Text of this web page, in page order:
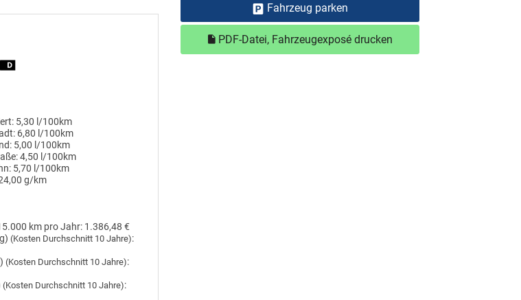
Fahrzeug parken
PDF-Datei, Fahrzeugexposé drucken
5,30 l/100km
6,80 l/100km
5,00 l/100km
4,50 l/100km
5,70 l/100km
g/km
km pro Jahr: 1.386,48 €
(Kosten Durchschnitt 10 Jahre):
(Kosten Durchschnitt 10 Jahre):
(Kosten Durchschnitt 10 Jahre):